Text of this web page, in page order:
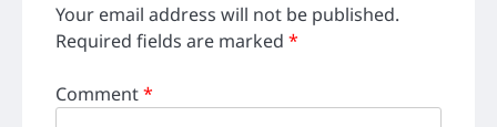
Your email address will not be published.
Required fields are marked *
Comment*